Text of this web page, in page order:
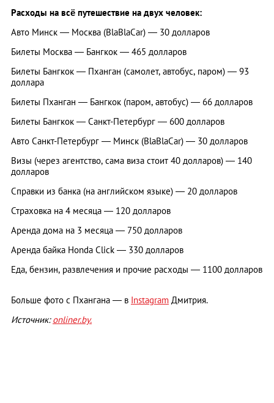
Расходы на всё путешествие на двух человек:
Авто Минск — Москва (BlaBlaCar) — 30 долларов
Билеты Москва — Бангкок — 465 долларов
Билеты Бангкок — Пханган (самолет, автобус, паром) — 93
доллара
Билеты Пханган — Бангкок (паром, автобус) — 66 долларов
Билеты Бангкок — Санкт-Петербург — 600 долларов
Авто Санкт-Петербург — Минск (BlaBlaCar) — 30 долларов
Визы (через агентство, сама виза стоит 40 долларов) — 140
долларов
Справки из банка (на английском языке) — 20 долларов
Страховка на 4 месяца — 120 долларов
Аренда дома на 3 месяца — 750 долларов
Аренда байка Honda Click — 330 долларов
Еда, бензин, развлечения и прочие расходы — 1100 долларов
Больше фото с Пхангана — в Instagram Дмитрия.
Источник:onliner.by.